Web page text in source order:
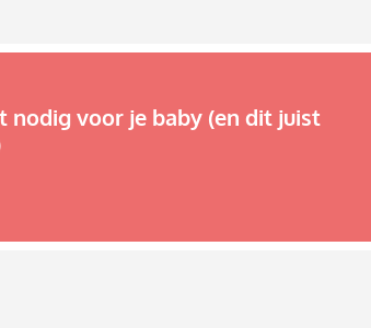
nodig voor je baby (en dit juist